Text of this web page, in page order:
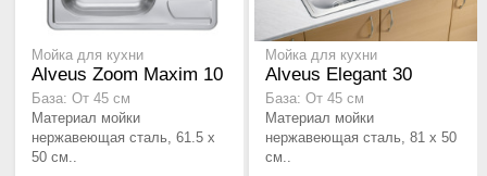
Мойка для кухни
Alveus Zoom Maxim 10
База: От 45 см
Материал мойки
нержавеющая сталь, 61.5 x
50 см..
Мойка для кухни
Alveus Elegant 30
База: От 45 см
Материал мойки
нержавеющая сталь, 81 x 50
см..